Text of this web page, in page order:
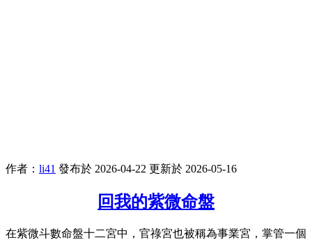
作者： li41 發布於 2026-04-22 更新於 2026-05-16
回我的紫微命盤
在紫微斗數命盤十二宮中，官祿宮也被稱為事業宮，掌管一個